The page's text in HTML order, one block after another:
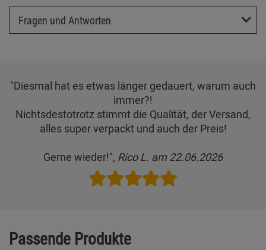
Fragen und Antworten
"Diesmal hat es etwas länger gedauert, warum auch
immer?!
Nichtsdestotrotz stimmt die Qualität, der Versand,
alles super verpackt und auch der Preis!
Gerne wieder!", Rico L. am 22.06.2026
Passende Produkte